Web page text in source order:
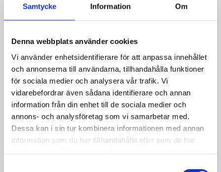
Samtycke Information Om
Denna webbplats använder cookies
Vi använder enhetsidentifierare för att anpassa innehållet
och annonserna till användarna, tillhandahålla funktioner
för sociala medier och analysera vår trafik. Vi
vidarebefordrar även sådana identifierare och annan
information från din enhet till de sociala medier och
annons- och analysföretag som vi samarbetar med.
Dessa kan i sin tur kombinera informationen med annan
information som du har tillhandahållit eller som de har
samlat in när du har använt deras tjänster.
pepparkak
morotska morotsk
morots morot kaka kak fil
på
på
på
via ut